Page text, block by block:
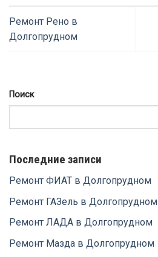
Ремонт Рено в
Долгопрудном
Поиск
Последние записи
Ремонт ФИАТ в Долгопрудном
Ремонт ГАЗель в Долгопрудном
Ремонт ЛАДА в Долгопрудном
Ремонт Мазда в Долгопрудном